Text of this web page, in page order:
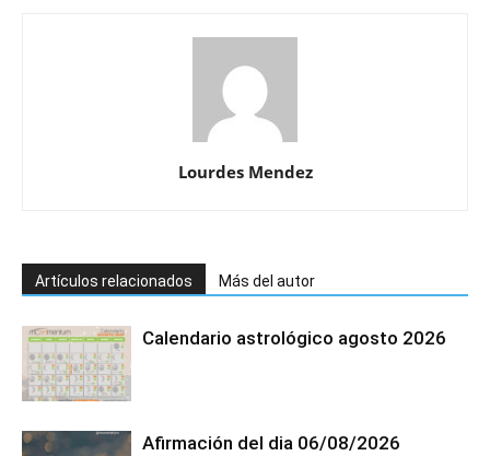
Lourdes Mendez
Artículos relacionados Más del autor
Calendario astrológico agosto 2026
Afirmación del dia 06/08/2026